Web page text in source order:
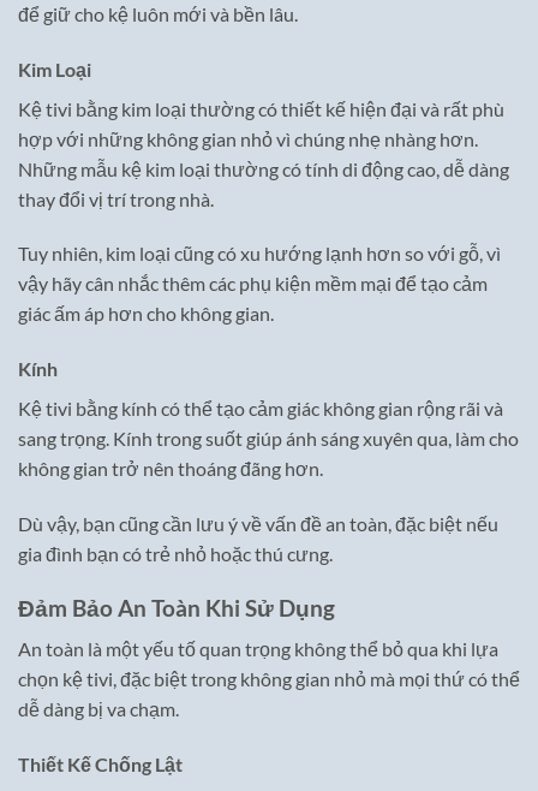
để giữ cho kệ luôn mới và bền lâu.
Kim Loại
Kệ tivi bằng kim loại thường có thiết kế hiện đại và rất phù
hợp với những không gian nhỏ vì chúng nhẹ nhàng hơn.
Những mẫu kệ kim loại thường có tính di động cao, dễ dàng
thay đổi vị trí trong nhà.
Tuy nhiên, kim loại cũng có xu hướng lạnh hơn so với gỗ, vì
vậy hãy cân nhắc thêm các phụ kiện mềm mại để tạo cảm
giác ấm áp hơn cho không gian.
Kính
Kệ tivi bằng kính có thể tạo cảm giác không gian rộng rãi và
sang trọng. Kính trong suốt giúp ánh sáng xuyên qua, làm cho
không gian trở nên thoáng đãng hơn.
Dù vậy, bạn cũng cần lưu ý về vấn đề an toàn, đặc biệt nếu
gia đình bạn có trẻ nhỏ hoặc thú cưng.
Đảm Bảo An Toàn Khi Sử Dụng
An toàn là một yếu tố quan trọng không thể bỏ qua khi lựa
chọn kệ tivi, đặc biệt trong không gian nhỏ mà mọi thứ có thể
dễ dàng bị va chạm.
Thiết Kế Chống Lật